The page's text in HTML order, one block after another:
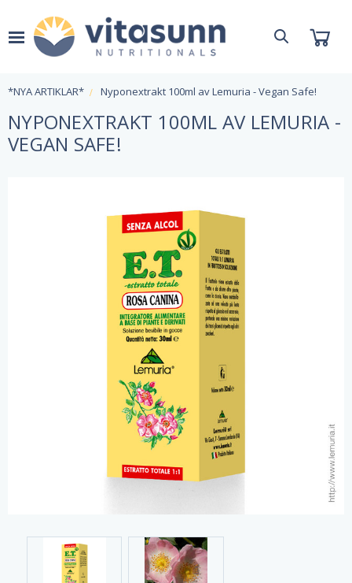
*NYA ARTIKLAR* Nyponextrakt 100ml av Lemuria - Vegan Safe!
NYPONEXTRAKT 100ML AV LEMURIA -
VEGAN SAFE!